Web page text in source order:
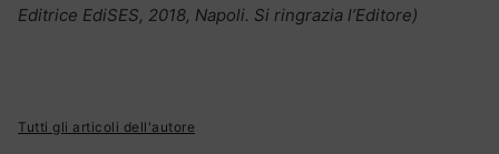
Editrice EdiSES, 2018, Napoli. Si ringrazia l’Editore)
Tutti gli articoli dell'autore